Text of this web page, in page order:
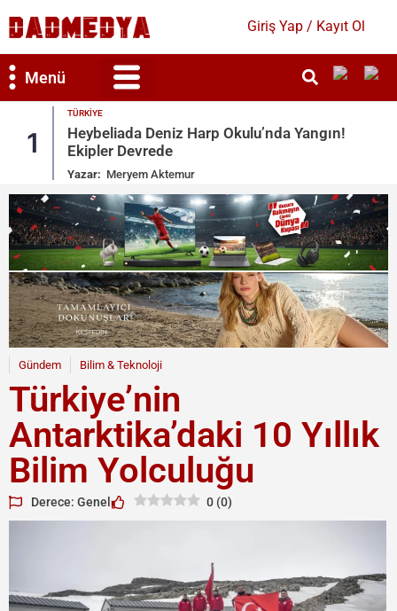
Giriş Yap / Kayıt Ol
Menü
1
TÜRKIYE
Heybeliada Deniz Harp Okulu’nda Yangın!
Ekipler Devrede
Yazar: Meryem Aktemur
Gündem Bilim & Teknoloji
Türkiye’nin
Antarktika’daki 10 Yıllık
Bilim Yolculuğu
Derece: Genel 0 (0)